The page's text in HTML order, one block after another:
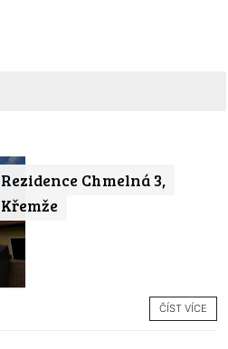
Rezidence Chmelná 3,
Křemže
ČÍST VÍCE